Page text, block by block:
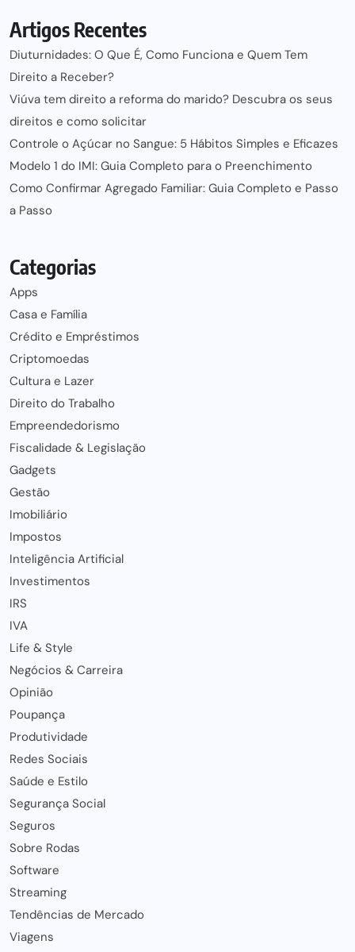
Artigos Recentes
Diuturnidades: O Que É, Como Funciona e Quem Tem
Direito a Receber?
Viúva tem direito a reforma do marido? Descubra os seus
direitos e como solicitar
Controle o Açúcar no Sangue: 5 Hábitos Simples e Eficazes
Modelo 1 do IMI: Guia Completo para o Preenchimento
Como Confirmar Agregado Familiar: Guia Completo e Passo
a Passo
Categorias
Apps
Casa e Família
Crédito e Empréstimos
Criptomoedas
Cultura e Lazer
Direito do Trabalho
Empreendedorismo
Fiscalidade & Legislação
Gadgets
Gestão
Imobiliário
Impostos
Inteligência Artificial
Investimentos
IRS
IVA
Life & Style
Negócios & Carreira
Opinião
Poupança
Produtividade
Redes Sociais
Saúde e Estilo
Segurança Social
Seguros
Sobre Rodas
Software
Streaming
Tendências de Mercado
Viagens